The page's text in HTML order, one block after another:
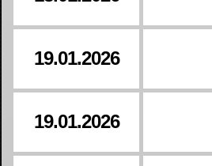
19.01.2026
19.01.2026